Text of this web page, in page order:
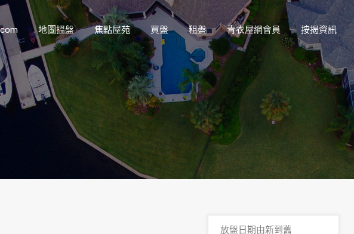
地圖搵盤 焦點屋苑 買盤 租盤 青衣屋網會員 按揭資訊